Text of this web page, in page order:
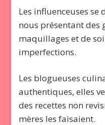
Les influenceuses
nous présentant des
maquillages et de
imperfections.
Les blogueuses
authentiques, elles
des recettes non
mères les faisaient.